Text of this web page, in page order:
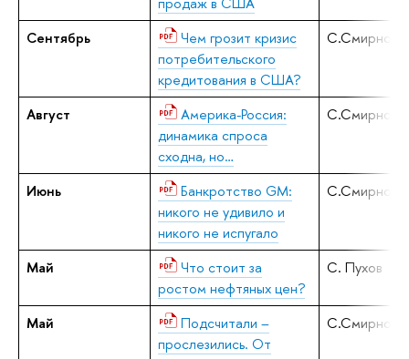
Сентябрь
Чем грозит кризис
потребительского
кредитования в США?
С.Смирнов
Август
Америка-Россия:
динамика спроса
сходна, но…
С.Смирнов
Июнь
Банкротство GM:
никого не удивило и
никого не испугало
С.Смирнов
Май
Что стоит за
ростом нефтяных цен?
С. Пухов
Май
Подсчитали –
прослезились. От
С.Смирнов